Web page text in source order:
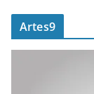
Artes9